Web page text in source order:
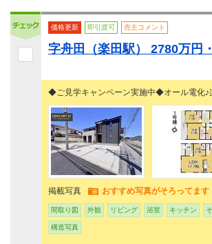
価格更新 即引渡可 売主コメント
字舟田（楽田駅） 2780万円
◆ご見学キャンペーン実施中◆オール電化♪
掲載写真 おすすめ写真がそろってます
間取り図 外観 リビング 浴室 キッチン
構造写真